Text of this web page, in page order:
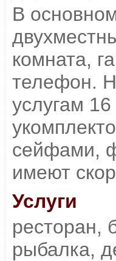
В
комната,
телефон.
услугам
сейфами,
имеют
Услуги
ресторан,
рыбалка,